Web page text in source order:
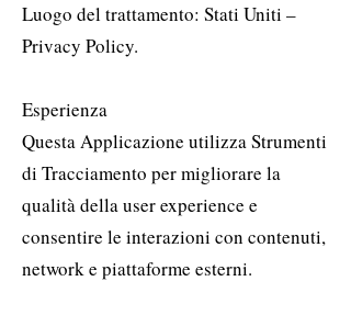
Luogo del trattamento: Stati Uniti –
Privacy Policy.
Esperienza
Questa Applicazione utilizza Strumenti
di Tracciamento per migliorare la
qualità della user experience e
consentire le interazioni con contenuti,
network e piattaforme esterni.